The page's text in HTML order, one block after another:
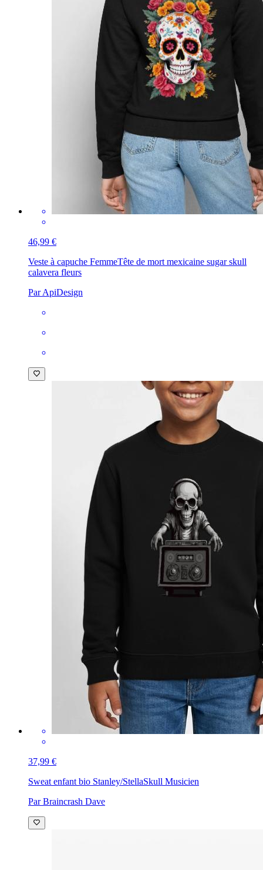
46,99 €
Veste à capuche FemmeTête de mort mexicaine sugar skull
calavera fleurs
Par ApiDesign
37,99 €
Sweat enfant bio Stanley/StellaSkull Musicien
Par Braincrash Dave